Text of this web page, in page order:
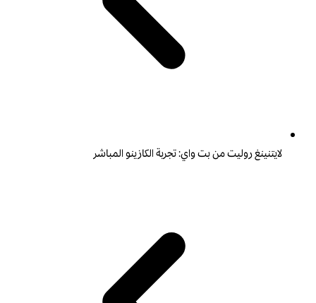
لايتنينغ روليت من بت واي: تجربة الكازينو المباشر